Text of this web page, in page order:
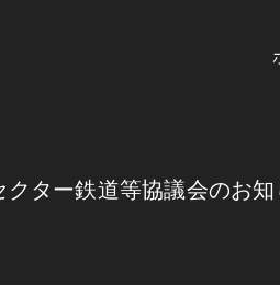
クター鉄道等協議会のお知